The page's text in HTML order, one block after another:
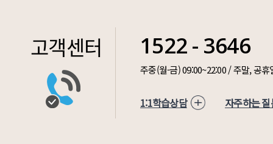
고객센터 1522 - 3646
주중(월-금) 09:00~22:00 / 주말, 공
1:1학습상담 자주하는 질